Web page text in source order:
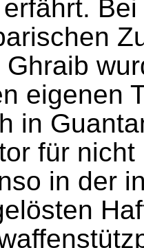
Ghraib
eigenen
in
für
in der